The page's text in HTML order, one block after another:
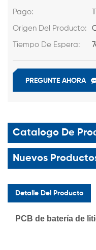
Pago:
Origen Del Producto:
Tiempo De Espera:
PREGUNTE AHORA
Catalogo De
Nuevos
Detalle Del Producto
PCB de batería de